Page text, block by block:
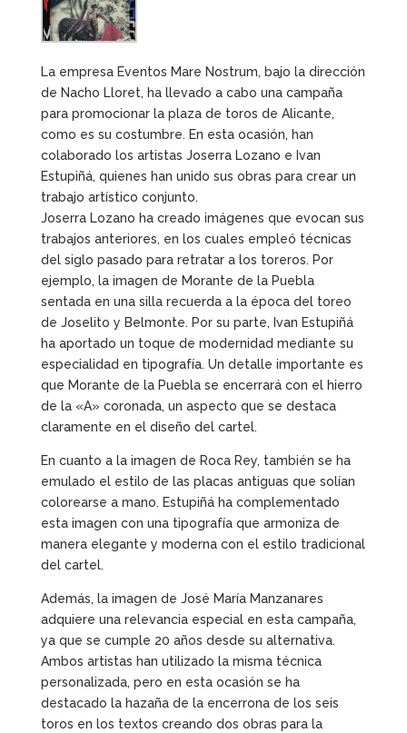
La empresa Eventos Mare Nostrum, bajo la dirección
de Nacho Lloret, ha llevado a cabo una campaña
para promocionar la plaza de toros de Alicante,
como es su costumbre. En esta ocasión, han
colaborado los artistas Joserra Lozano e Ivan
Estupiñá, quienes han unido sus obras para crear un
trabajo artístico conjunto.
Joserra Lozano ha creado imágenes que evocan sus
trabajos anteriores, en los cuales empleó técnicas
del siglo pasado para retratar a los toreros. Por
ejemplo, la imagen de Morante de la Puebla
sentada en una silla recuerda a la época del toreo
de Joselito y Belmonte. Por su parte, Ivan Estupiñá
ha aportado un toque de modernidad mediante su
especialidad en tipografía. Un detalle importante es
que Morante de la Puebla se encerrará con el hierro
de la «A» coronada, un aspecto que se destaca
claramente en el diseño del cartel.
En cuanto a la imagen de Roca Rey, también se ha
emulado el estilo de las placas antiguas que solían
colorearse a mano. Estupiñá ha complementado
esta imagen con una tipografía que armoniza de
manera elegante y moderna con el estilo tradicional
del cartel.
Además, la imagen de José María Manzanares
adquiere una relevancia especial en esta campaña,
ya que se cumple 20 años desde su alternativa.
Ambos artistas han utilizado la misma técnica
personalizada, pero en esta ocasión se ha
destacado la hazaña de la encerrona de los seis
toros en los textos creando dos obras para la